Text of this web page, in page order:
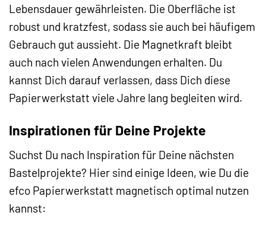
Lebensdauer gewährleisten. Die Oberfläche ist
robust und kratzfest, sodass sie auch bei häufigem
Gebrauch gut aussieht. Die Magnetkraft bleibt
auch nach vielen Anwendungen erhalten. Du
kannst Dich darauf verlassen, dass Dich diese
Papierwerkstatt viele Jahre lang begleiten wird.
Inspirationen für Deine Projekte
Suchst Du nach Inspiration für Deine nächsten
Bastelprojekte? Hier sind einige Ideen, wie Du die
efco Papierwerkstatt magnetisch optimal nutzen
kannst: